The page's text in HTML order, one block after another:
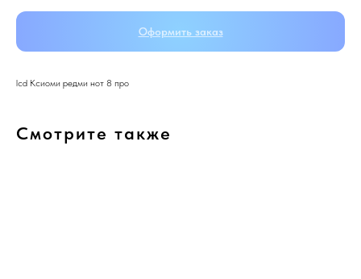
Оформить заказ
lcd Ксиоми редми нот 8 про
Смотрите также